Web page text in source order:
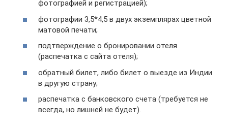
фотографией и регистрацией);
фотографии 3,5*4,5 в двух экземплярах цветной
матовой печати;
подтверждение о бронировании отеля
(распечатка с сайта отеля);
обратный билет, либо билет о выезде из Индии
в другую страну;
распечатка с банковского счета (требуется не
всегда, но лишней не будет).